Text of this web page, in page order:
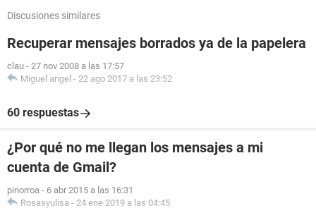
Discusiones similares
Recuperar mensajes borrados ya de la papelera
clau - 27 nov 2008 a las 17:57
Miguel angel - 22 ago 2017 a las 23:52
60 respuestas
¿Por qué no me llegan los mensajes a mi
cuenta de Gmail?
pinorroa - 6 abr 2015 a las 16:31
Rosasyulisa - 24 ene 2019 a las 04:45